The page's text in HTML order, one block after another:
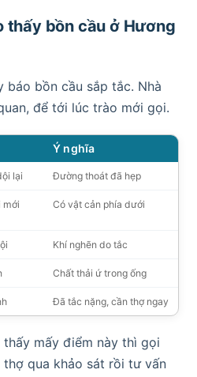
thấy bồn cầu ở Hương
báo bồn cầu sắp tắc. Nhà
để tới lúc trào mới gọi.
Ý nghĩa
lại Đường thoát đã hẹp
mới
Có vật cản phía dưới
Khí nghẽn do tắc
Chất thải ứ trong ống
Đã tắc nặng, cần thợ ngay
thấy mấy điểm này thì gọi
thợ qua khảo sát rồi tư vấn